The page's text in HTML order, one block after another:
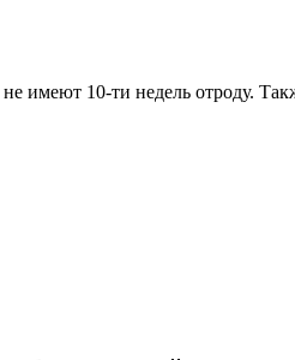
имеют 10-ти недель отроду.